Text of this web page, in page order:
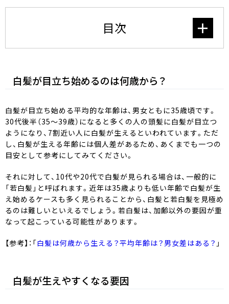
SELF COLORING STUDIO
SELF COLOR NAVI
English 簡体中文
目次
白髪が目立ち始めるのは何歳から？
白髪が目立ち始める平均的な年齢は、男女ともに35歳頃です。
30代後半（35～39歳）になると多くの人の頭髪に白髪が目立つ
ようになり、7割近い人に白髪が生えるといわれています。ただ
し、白髪が生える年齢には個人差があるため、あくまでも一つの
目安として参考にしてみてください。
それに対して、10代や20代で白髪が見られる場合は、一般的に
「若白髪」と呼ばれます。近年は35歳よりも低い年齢で白髪が生
え始めるケースも多く見られることから、白髪と若白髪を見極め
るのは難しいといえるでしょう。若白髪は、加齢以外の要因が重
なって起こっている可能性があります。
【参考】：「白髪は何歳から生える？平均年齢は？男女差はある？ 」
白髪が生えやすくなる要因